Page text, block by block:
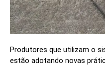
Produtores que utilizam o
estão adotando novas